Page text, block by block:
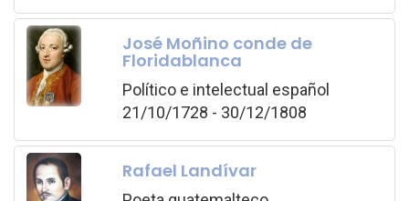
José Moñino conde de
Floridablanca
Político e intelectual español
21/10/1728 - 30/12/1808
Rafael Landívar